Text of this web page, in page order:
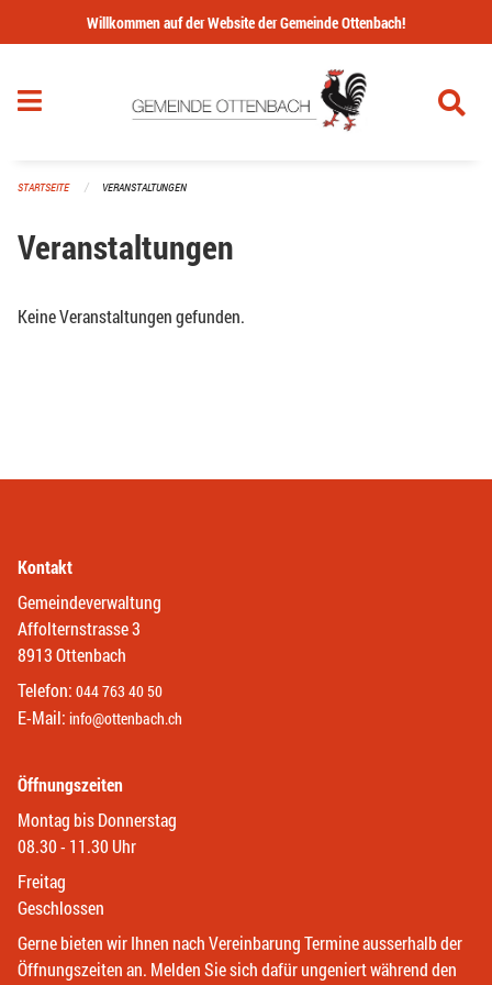
Navigation überspringen
Willkommen auf der Website der Gemeinde Ottenbach!
STARTSEITE VERANSTALTUNGEN
Veranstaltungen
Keine Veranstaltungen gefunden.
Kontakt
Gemeindeverwaltung
Affolternstrasse 3
8913 Ottenbach
Telefon: 044 763 40 50
E-Mail: info@ottenbach.ch
Öffnungszeiten
Montag bis Donnerstag
08.30 - 11.30 Uhr
Freitag
Geschlossen
Gerne bieten wir Ihnen nach Vereinbarung Termine ausserhalb der
Öffnungszeiten an. Melden Sie sich dafür ungeniert während den